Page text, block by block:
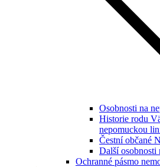
Osobnosti na
Historie rodu
nepomuckou
Čestní občané
Další osobnosti
Ochranné pásmo